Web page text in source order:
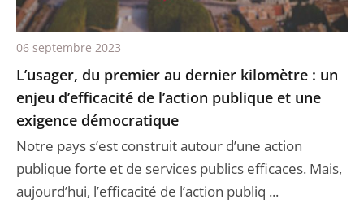
L’usager, du premier au dernier kilomètre : un
enjeu d’efficacité de l’action publique et une
exigence démocratique
Notre pays s’est construit autour d’une action
publique forte et de services publics efficaces. Mais,
aujourd’hui, l’efficacité de l’action publiq ...
06 septembre 2023